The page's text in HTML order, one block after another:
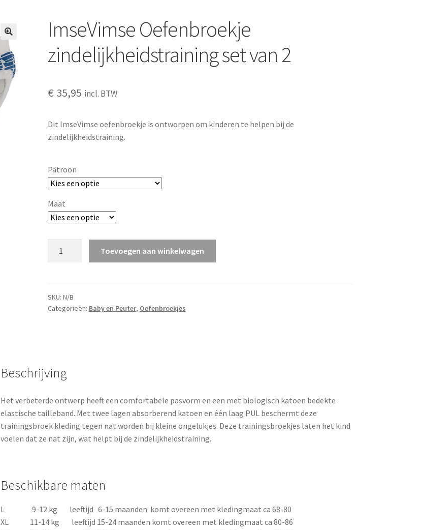
ImseVimse Oefenbroekje
zindelijkheidstraining set van 2
€ 35,95 incl. BTW
Dit ImseVimse oefenbroekje is ontworpen om kinderen te helpen bij de
zindelijkheidstraining.
Patroon
Maat
van
2
Toevoegen aan winkelwagen
SKU: N/B
Categorieën: Baby en Peuter, Oefenbroekjes
Beschrijving
Het verbeterde ontwerp heeft een comfortabele pasvorm en een met biologisch katoen bedekte
elastische tailleband. Met twee lagen absorberend katoen en één laag PUL beschermt deze
trainingsbroek kleding tegen nat worden bij kleine ongelukjes. Deze trainingsbroekjes laten het kind
voelen dat ze nat zijn, wat helpt bij de zindelijkheidstraining.
Beschikbare maten
L 9-12 kg leeftijd 6-15 maanden komt overeen met kledingmaat ca 68-80
XL 11-14 kg leeftijd 15-24 maanden komt overeen met kledingmaat ca 80-86